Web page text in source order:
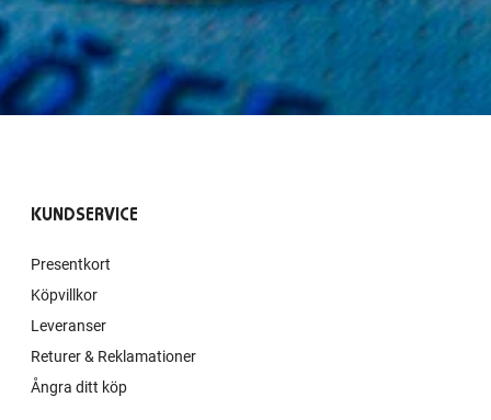
KUNDSERVICE
Presentkort
Köpvillkor
Leveranser
Returer & Reklamationer
Ångra ditt köp